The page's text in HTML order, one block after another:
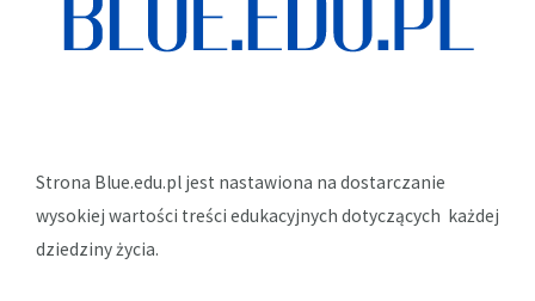
Strona Blue.edu.pl jest nastawiona na dostarczanie
wysokiej wartości treści edukacyjnych dotyczących każdej
dziedziny życia.